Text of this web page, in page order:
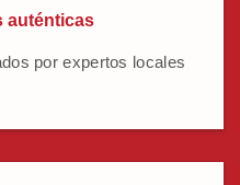
auténticas
por expertos locales